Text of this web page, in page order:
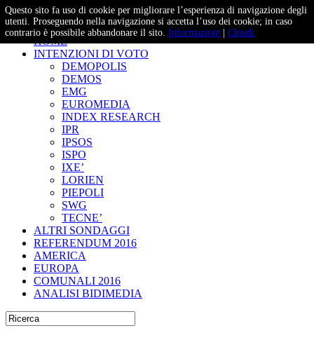
– Studi e Proiezioni Elettorali
HOME
INTENZIONI DI VOTO
DEMOPOLIS
DEMOS
EMG
EUROMEDIA
INDEX RESEARCH
IPR
IPSOS
ISPO
IXE’
LORIEN
PIEPOLI
SWG
TECNE’
ALTRI SONDAGGI
REFERENDUM 2016
AMERICA
EUROPA
COMUNALI 2016
ANALISI BIDIMEDIA
Questo sito fa uso di cookie per migliorare l’esperienza di navigazione degli
utenti. Proseguendo nella navigazione si accetta l’uso dei cookie; in caso
contrario è possibile abbandonare il sito. Informazioni Chiudi